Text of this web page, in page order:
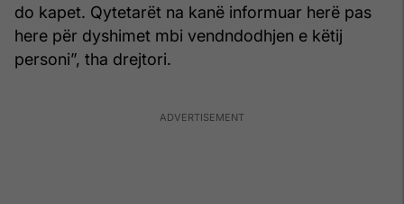
do kapet. Qytetarët na kanë informuar herë pas
here për dyshimet mbi vendndodhjen e këtij
personi”, tha drejtori.